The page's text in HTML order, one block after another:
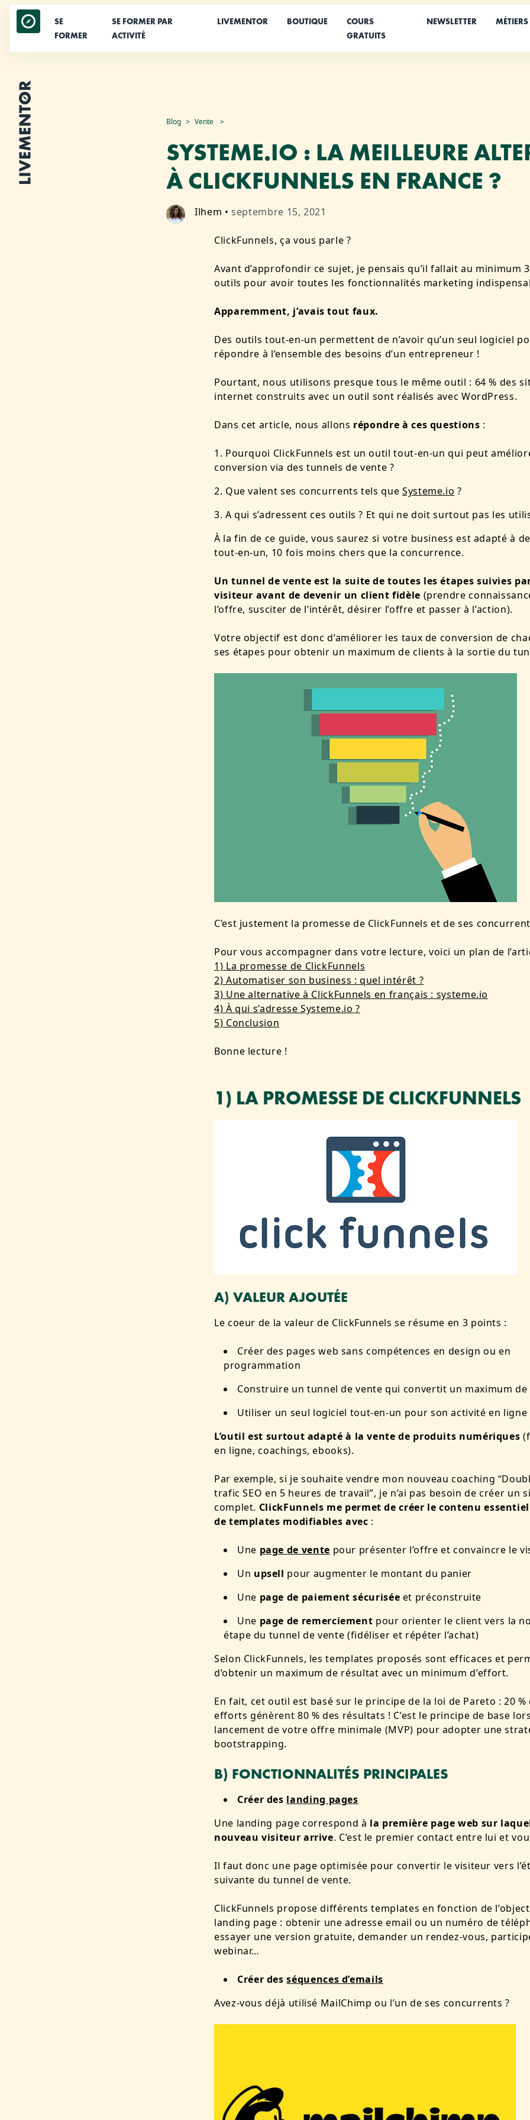
Aller
contenu
SE
FORMER
SE FORMER PAR
ACTIVITÉ
LIVEMENTOR BOUTIQUE
COURS
GRATUITS
NEWSLETTER MÉTIERS
Blog Vente
SYSTEME.IO : LA MEILLEURE
À CLICKFUNNELS EN FRANCE ?
Ilhem • septembre 15, 2021
ClickFunnels, ça vous parle ?
Avant d’approfondir ce sujet, je pensais qu’il fallait au minimum
outils pour avoir toutes les fonctionnalités marketing
Apparemment, j’avais tout faux.
Des outils tout-en-un permettent de n’avoir qu’un seul logiciel
répondre à l’ensemble des besoins d’un entrepreneur !
Pourtant, nous utilisons presque tous le même outil : 64 % des
internet construits avec un outil sont réalisés avec WordPress.
Dans cet article, nous allons répondre à ces questions :
Pourquoi ClickFunnels est un outil tout-en-un qui peut
conversion via des tunnels de vente ?
Que valent ses concurrents tels que Systeme.io ?
A qui s’adressent ces outils ? Et qui ne doit surtout pas les
À la fin de ce guide, vous saurez si votre business est adapté à
tout-en-un, 10 fois moins chers que la concurrence.
Un tunnel de vente est la suite de toutes les étapes suivies
visiteur avant de devenir un client fidèle (prendre
l’offre, susciter de l’intérêt, désirer l’offre et passer à l’action).
Votre objectif est donc d’améliorer les taux de conversion de
ses étapes pour obtenir un maximum de clients à la sortie du
C’est justement la promesse de ClickFunnels et de ses
Pour vous accompagner dans votre lecture, voici un plan de
1) La promesse de ClickFunnels
2) Automatiser son business : quel intérêt ?
3) Une alternative à ClickFunnels en français : systeme.io
4) À qui s’adresse Systeme.io ?
5) Conclusion
Bonne lecture !
1) LA PROMESSE DE CLICKFUNNELS
A) VALEUR AJOUTÉE
Le coeur de la valeur de ClickFunnels se résume en 3 points :
Créer des pages web sans compétences en design ou en
programmation
Construire un tunnel de vente qui convertit un maximum
Utiliser un seul logiciel tout-en-un pour son activité en ligne
L’outil est surtout adapté à lavente de produits numériques
en ligne, coachings, ebooks).
Par exemple, si je souhaite vendre mon nouveau coaching
trafic SEO en 5 heures de travail”, je n’ai pas besoin de créer un
complet. ClickFunnels me permet de créer le contenu
de templates modifiables avec :
Une page de vente pour présenter l’offre et convaincre le
Un upsell pour augmenter le montant du panier
Une page de paiement sécurisée et préconstruite
Une page de remerciement pour orienter le client vers la
étape du tunnel de vente (fidéliser et répéter l’achat)
Selon ClickFunnels, les templates proposés sont efficaces et
d’obtenir un maximum de résultat avec un minimum d’effort.
En fait, cet outil est basé sur le principe de la loi de Pareto : 20 %
efforts génèrent 80 % des résultats ! C’est le principe de base
lancement de votre offre minimale (MVP) pour adopter une
bootstrapping.
B) FONCTIONNALITÉS PRINCIPALES
Créer des landing pages
Une landing page correspond à la première page web sur
nouveau visiteur arrive. C’est le premier contact entre lui et
Il faut donc une page optimisée pour convertir le visiteur vers
suivante du tunnel de vente.
ClickFunnels propose différents templates en fonction de
landing page : obtenir une adresse email ou un numéro de
essayer une version gratuite, demander un rendez-vous,
webinar…
Créer desséquences d’emails
Avez-vous déjà utilisé MailChimp ou l’un de ses concurrents ?